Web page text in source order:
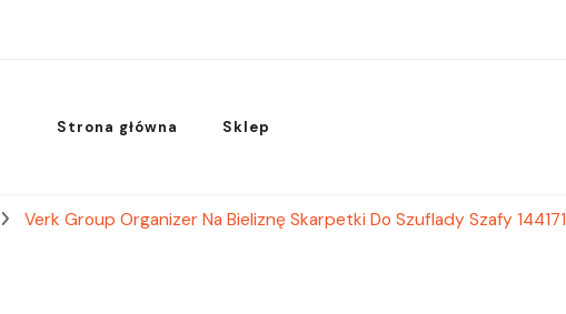
Strona główna Sklep
Verk Group Organizer Na Bieliznę Skarpetki Do Szuflady Szafy 144171